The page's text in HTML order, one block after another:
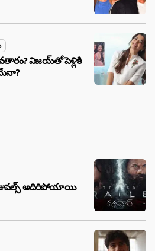
విజయ్‌తో పెళ్లికి
విజువల్స్ అదిరిపోయాయి